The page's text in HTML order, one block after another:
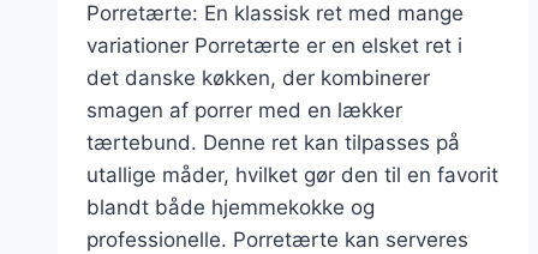
Porretærte: En klassisk ret med mange
variationer Porretærte er en elsket ret i
det danske køkken, der kombinerer
smagen af porrer med en lækker
tærtebund. Denne ret kan tilpasses på
utallige måder, hvilket gør den til en favorit
blandt både hjemmekokke og
professionelle. Porretærte kan serveres